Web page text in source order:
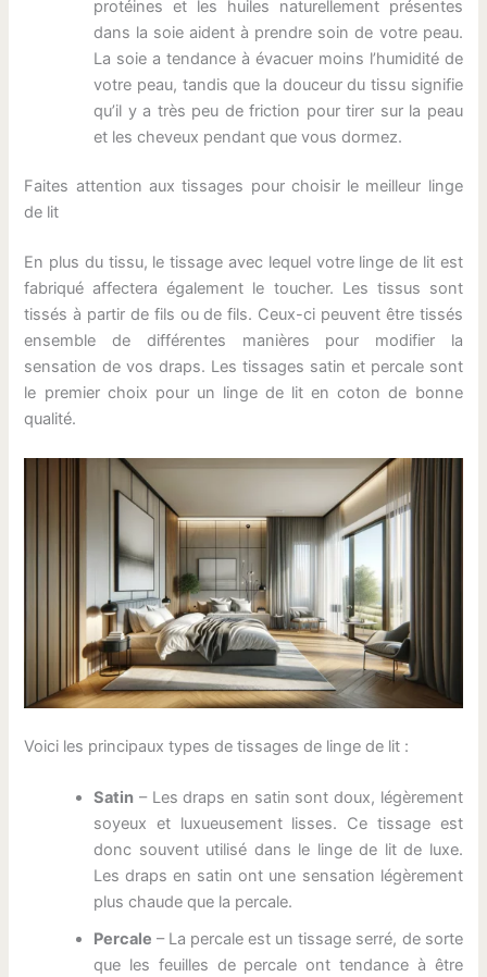
protéines et les huiles naturellement présentes
dans la soie aident à prendre soin de votre peau.
La soie a tendance à évacuer moins l’humidité de
votre peau, tandis que la douceur du tissu signifie
qu’il y a très peu de friction pour tirer sur la peau
et les cheveux pendant que vous dormez.
Faites attention aux tissages pour choisir le meilleur linge
de lit
En plus du tissu, le tissage avec lequel votre linge de lit est
fabriqué affectera également le toucher. Les tissus sont
tissés à partir de fils ou de fils. Ceux-ci peuvent être tissés
ensemble de différentes manières pour modifier la
sensation de vos draps. Les tissages satin et percale sont
le premier choix pour un linge de lit en coton de bonne
qualité.
Voici les principaux types de tissages de linge de lit :
Satin – Les draps en satin sont doux, légèrement
soyeux et luxueusement lisses. Ce tissage est
donc souvent utilisé dans le linge de lit de luxe.
Les draps en satin ont une sensation légèrement
plus chaude que la percale.
Percale – La percale est un tissage serré, de sorte
que les feuilles de percale ont tendance à être